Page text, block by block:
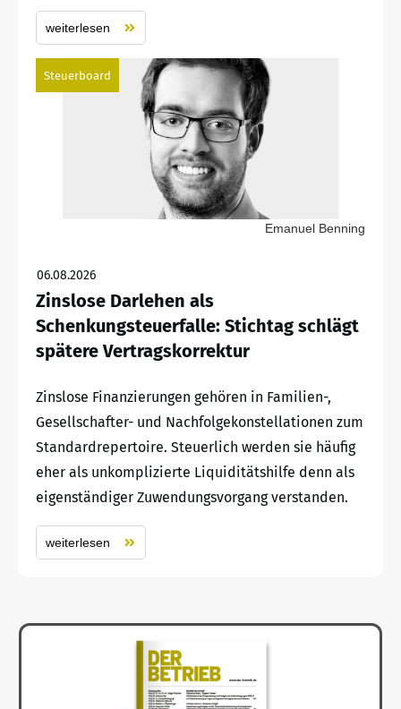
weiterlesen
Steuerboard
Emanuel Benning
06.08.2026
Zinslose Darlehen als
Schenkungsteuerfalle: Stichtag schlägt
spätere Vertragskorrektur
Zinslose Finanzierungen gehören in Familien-,
Gesellschafter- und Nachfolgekonstellationen zum
Standardrepertoire. Steuerlich werden sie häufig
eher als unkomplizierte Liquiditätshilfe denn als
eigenständiger Zuwendungsvorgang verstanden.
weiterlesen